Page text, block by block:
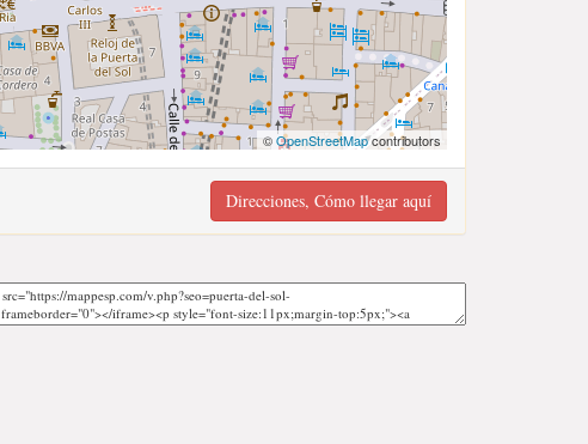
©OpenStreetMapcontributors
Direcciones, Cómo llegar aquí